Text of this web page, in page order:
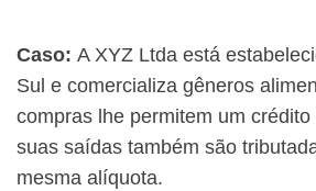
Caso: A XYZ Ltda está
Sul e comercializa gêneros
compras lhe permitem um
suas saídas também são
mesma alíquota.